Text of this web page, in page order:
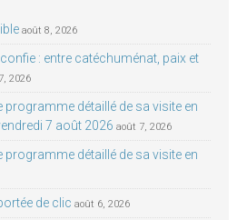
août 8, 2026
: entre catéchuménat, paix et
2026
programme détaillé de sa visite en
7 août 2026 août 7, 2026
programme détaillé de sa visite en
de clic août 6, 2026